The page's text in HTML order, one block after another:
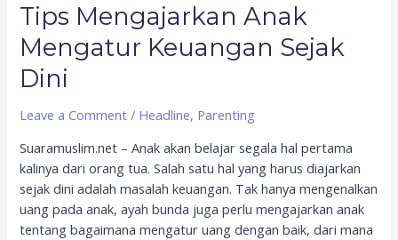
Tips Mengajarkan Anak
Mengatur Keuangan Sejak
Dini
Leave a Comment / Headline, Parenting
Suaramuslim.net – Anak akan belajar segala hal pertama
kalinya dari orang tua. Salah satu hal yang harus diajarkan
sejak dini adalah masalah keuangan. Tak hanya mengenalkan
uang pada anak, ayah bunda juga perlu mengajarkan anak
tentang bagaimana mengatur uang dengan baik, dari mana